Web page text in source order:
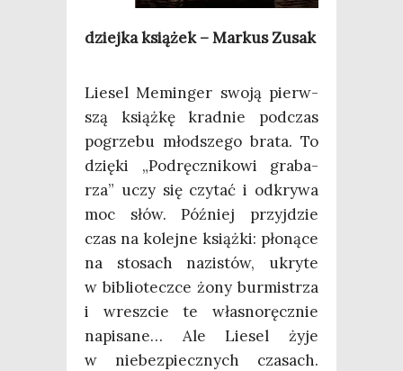
dziej­ka ksią­żek – Mar­kus Zusak
Lie­sel Memin­ger swo­ją pierw­
szą książ­kę krad­nie pod­czas
pogrze­bu młod­sze­go bra­ta. To
dzię­ki „Pod­ręcz­ni­ko­wi gra­ba­
rza” uczy się czy­tać i odkry­wa
moc słów. Póź­niej przyj­dzie
czas na kolej­ne książ­ki: pło­ną­ce
na sto­sach nazi­stów, ukry­te
w biblio­tecz­ce żony bur­mi­strza
i wresz­cie te wła­sno­ręcz­nie
napi­sa­ne… Ale Lie­sel żyje
w nie­bez­piecz­nych cza­sach.